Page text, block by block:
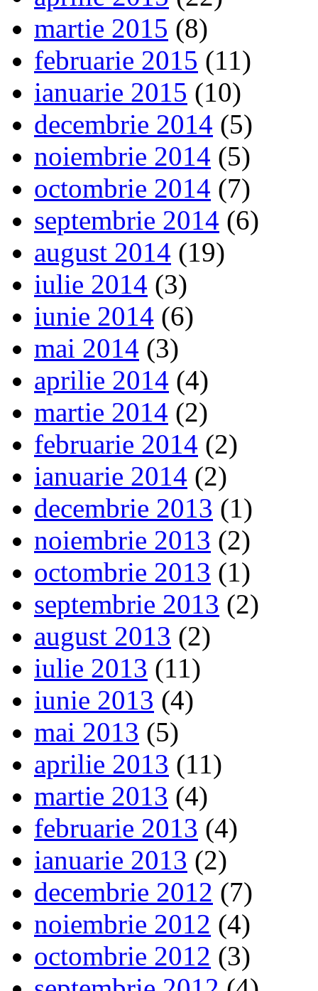
martie 2015 (8)
februarie 2015 (11)
ianuarie 2015 (10)
decembrie 2014 (5)
noiembrie 2014 (5)
octombrie 2014 (7)
septembrie 2014 (6)
august 2014 (19)
iulie 2014 (3)
iunie 2014 (6)
mai 2014 (3)
aprilie 2014 (4)
martie 2014 (2)
februarie 2014 (2)
ianuarie 2014 (2)
decembrie 2013 (1)
noiembrie 2013 (2)
octombrie 2013 (1)
septembrie 2013 (2)
august 2013 (2)
iulie 2013 (11)
iunie 2013 (4)
mai 2013 (5)
aprilie 2013 (11)
martie 2013 (4)
februarie 2013 (4)
ianuarie 2013 (2)
decembrie 2012 (7)
noiembrie 2012 (4)
octombrie 2012 (3)